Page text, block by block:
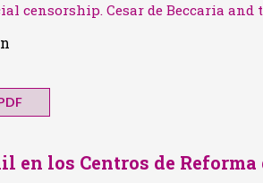
censorship. Cesar de Beccaria
en los Centros de Reforma